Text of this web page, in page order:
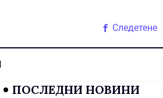
Следетене
ПОСЛЕДНИ НОВИНИ